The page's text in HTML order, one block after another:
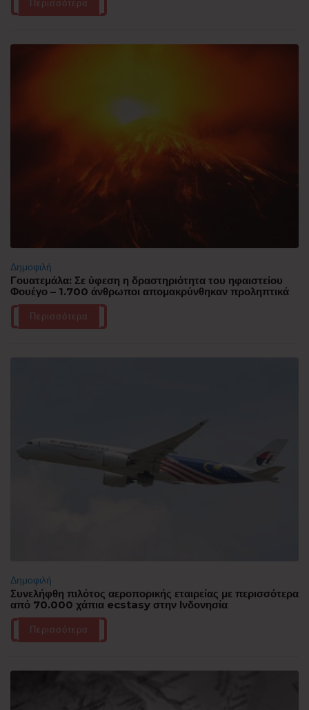
Περισσότερα
Δημοφιλή
Γουατεμάλα: Σε ύφεση η δραστηριότητα του ηφαιστείου
Φουέγο – 1.700 άνθρωποι απομακρύνθηκαν προληπτικά
Περισσότερα
Δημοφιλή
Συνελήφθη πιλότος αεροπορικής εταιρείας με περισσότερα
από 70.000 χάπια ecstasy στην Ινδονησία
Περισσότερα